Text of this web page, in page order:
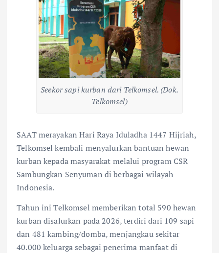
Seekor sapi kurban dari Telkomsel. (Dok.
Telkomsel)
SAAT merayakan Hari Raya Iduladha 1447 Hijriah,
Telkomsel kembali menyalurkan bantuan hewan
kurban kepada masyarakat melalui program CSR
Sambungkan Senyuman di berbagai wilayah
Indonesia.
Tahun ini Telkomsel memberikan total 590 hewan
kurban disalurkan pada 2026, terdiri dari 109 sapi
dan 481 kambing/domba, menjangkau sekitar
40.000 keluarga sebagai penerima manfaat di